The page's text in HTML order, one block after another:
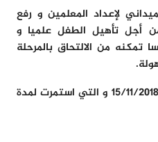
لإعداد المعلمين و رفع
أجل تأهيل الطفل علميا و
تمكنه من الالتحاق بالمرحلة
اختتمت الدورة اليوم الخميس 15/11/2018 و التي استمرت لمدة